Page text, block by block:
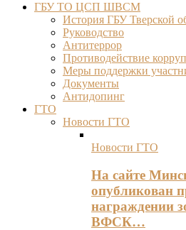
ГБУ ТО ЦСП ШВСМ
История ГБУ
Руководство
Антитеррор
Противодействие
Меры поддержки
Документы
Антидопинг
ГТО
Новости ГТО
Новости ГТО
На сайте
опубликован
награждении
ВФСК…